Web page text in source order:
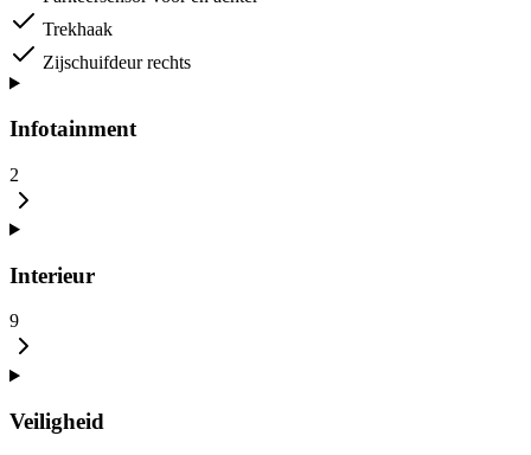
Trekhaak
Zijschuifdeur rechts
Infotainment
2
Interieur
9
Veiligheid